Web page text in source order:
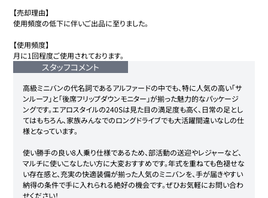
【売却理由】
使用頻度の低下に伴いご出品に至りました。
【使用頻度】
月に1回程度ご使用されております。
スタッフコメント
高級ミニバンの代名詞であるアルファードの中でも、特に人気の高い「サ
ンルーフ」と「後席フリップダウンモニター」が揃った魅力的なパッケージ
ングです。エアロスタイルの240Sは見た目の満足度も高く、日常の足とし
てはもちろん、家族みんなでのロングドライブでも大活躍間違いなしの仕
様となっています。
使い勝手の良い8人乗り仕様であるため、部活動の送迎やレジャーなど、
マルチに使いこなしたい方に大変おすすめです。年式を重ねても色褪せな
い存在感と、充実の快適装備が揃った人気のミニバンを、手が届きやすい
納得の条件で手に入れられる絶好の機会です。ぜひお気軽にお問い合わ
せください！